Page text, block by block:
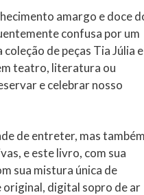
amargo e doce
confusa por um
de peças Tia Júlia
teatro, literatura ou
e celebrar nosso
de entreter, mas
e este livro, com sua
sua mistura única de
digital sopro de ar